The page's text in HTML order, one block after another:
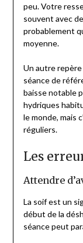
peu. Votre
souvent avec
probablement
moyenne.
Un autre
séance de
baisse notable
hydriques
le monde, mais
réguliers.
Les
Attendre
La soif est un
début de la
séance peut